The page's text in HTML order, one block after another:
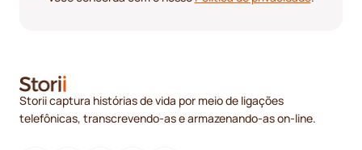
Storii captura histórias de vida por meio de ligações
telefônicas, transcrevendo-as e armazenando-as on-line.